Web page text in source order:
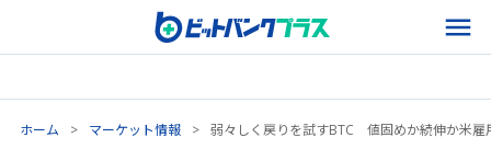
ホーム > マーケット情報 > 弱々しく戻りを試すBTC 値固めか続伸か米雇